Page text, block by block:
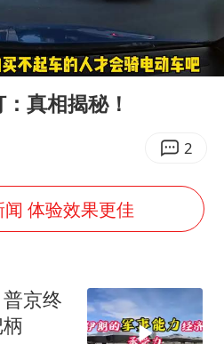
重庆地铁吐血女孩
代人信访被判寻衅滋事案被告人获国赔
现代版摸金校尉落网查获400多枚古币
消费新图景｜多举措提升消费体验 释放夏日经济活力
泰国一女公务员妆容引争议 本人回应
科技发行价格150.80元/股
01:00
真相揭秘！
2
体验效果更佳
京终